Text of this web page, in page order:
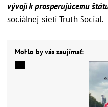
vývoji k prosperujúcemu
sociálnej sieti Truth Social.
Mohlo by vás zaujímať: